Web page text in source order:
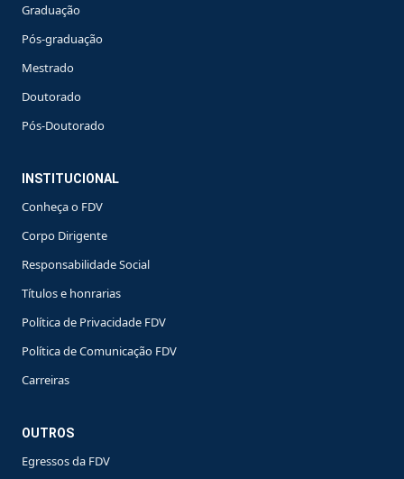
Graduação
Pós-graduação
Mestrado
Doutorado
Pós-Doutorado
INSTITUCIONAL
Conheça o FDV
Corpo Dirigente
Responsabilidade Social
Títulos e honrarias
Política de Privacidade FDV
Política de Comunicação FDV
Carreiras
OUTROS
Egressos da FDV